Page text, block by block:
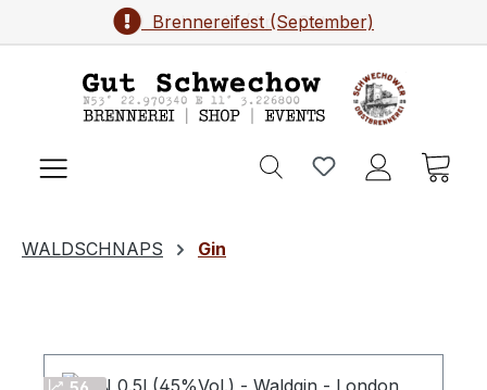
Zum Hauptinhalt springenBrennereifest (September)
WALDSCHNAPS Gin